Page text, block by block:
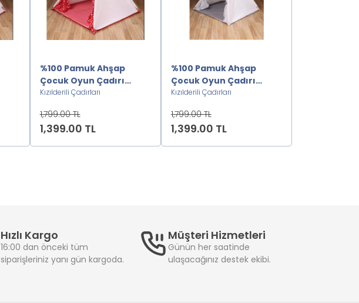
%100 Pamuk Ahşap
Çocuk Oyun Çadırı
Kızılderili-
Kızılderili Çadırları
1,799.00 TL
1,399.00 TL
%100 Pamuk Ahşap
Çocuk Oyun Çadırı
Kızılderili- Gri2222222
Kızılderili Çadırları
1,799.00 TL
1,399.00 TL
Hızlı Kargo
16:00 dan önceki tüm
siparişleriniz yanı gün kargoda.
Müşteri Hizmetleri
Günün her saatinde
ulaşacağınız destek ekibi.